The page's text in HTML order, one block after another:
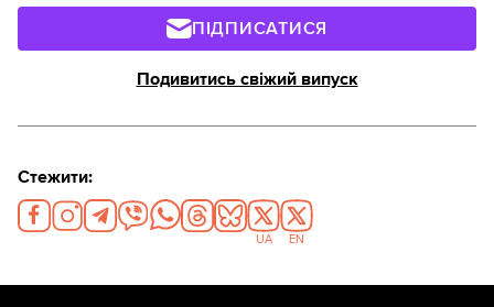
ПІДПИСАТИСЯ
Подивитись свіжий випуск
Стежити:
UA EN